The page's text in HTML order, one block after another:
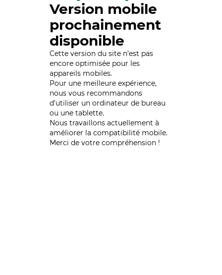
Version mobile
prochainement
disponible
Cette version du site n’est pas
encore optimisée pour les
appareils mobiles.
Pour une meilleure expérience,
nous vous recommandons
d'utiliser un ordinateur de bureau
ou une tablette.
Nous travaillons actuellement à
améliorer la compatibilité mobile.
Merci de votre compréhension !